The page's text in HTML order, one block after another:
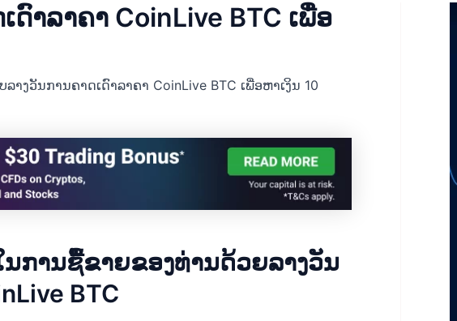
ດົາລາຄາ CoinLive BTC ເພື່ອ
ລາງວັນການຄາດເດົາລາຄາ CoinLive BTC ເພື່ອຫາເງິນ 10
ການຊື້ຂາຍຂອງທ່ານດ້ວຍລາງວັນ
BTC